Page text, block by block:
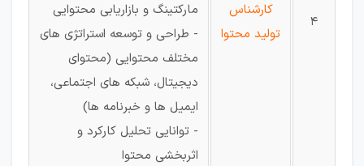
4
کارشناس
تولید محتوا
مارکتینگ و بازاریابی محتوایی
- طراحی و توسعه استراتژی های
مختلف محتوایی (محتوای
دیجیتال، شبکه های اجتماعی،
ایمیل ها و خبرنامه ها)
- توانایی تحلیل کارکرد و
اثربخشی محتوا